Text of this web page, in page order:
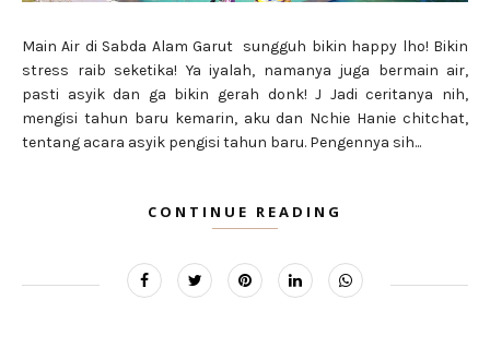
Main Air di Sabda Alam Garut sungguh bikin happy lho! Bikin
stress raib seketika! Ya iyalah, namanya juga bermain air,
pasti asyik dan ga bikin gerah donk! J Jadi ceritanya nih,
mengisi tahun baru kemarin, aku dan Nchie Hanie chitchat,
tentang acara asyik pengisi tahun baru. Pengennya sih...
CONTINUE READING